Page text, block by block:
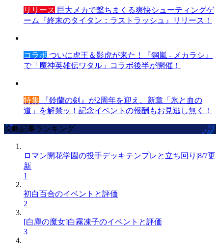
リリース 巨大メカで撃ちまくる爽快シューティングゲ
ーム『終末のタイタン：ラストラッシュ』リリース！
コラボ ついに虎王＆影虎が来た！『鋼嵐 - メカラシ』
で「魔神英雄伝ワタル」コラボ後半が開催！
特集 『鈴蘭の剣』が2周年を迎え、新章「氷と血の
道」を解禁ッ！記念イベントの報酬もお見逃し無く！
攻略記事ランキング
ロマン開花学園の投手デッキテンプレと立ち回り|8/7更
新
1
初白百合のイベントと評価
2
[白塵の魔女]白霧凍子のイベントと評価
3